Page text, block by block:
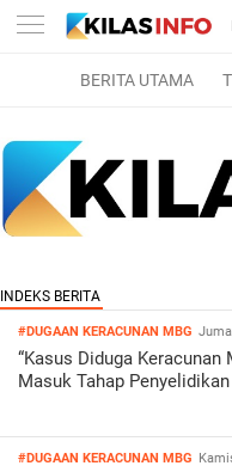
BERITA UTAMA
#DUGAAN KERACUNAN MBG
“Kasus Diduga Keracunan
Masuk Tahap
#DUGAAN KERACUNAN MBG